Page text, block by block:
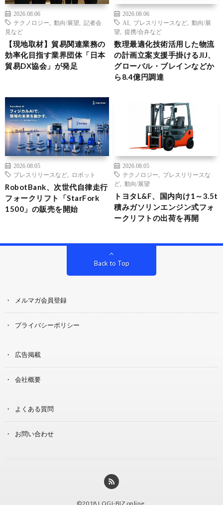
2026.08.06
テクノロジー
動向/展望
記者会
見など
【現地取材】貿易関連業務の
効率化目指す業界団体「日本
貿易DX協会」が発足
2026.08.06
AI
プレスリリースなど
動向/展
望
提携/合弁など
数理最適化技術活用した物流
の計画立案支援手掛けるJIJ、
グローバル・ブレインなどか
ら8.4億円調達
2026.08.05
プレスリリースなど
ロボット
RobotBank、次世代自律走行
フォークリフト「StarFork
1500」の販売を開始
2026.08.05
テクノロジー
プレスリリースな
ど
動向/展望
トヨタL&F、国内向け1～3.5t
積みガソリンエンジン式フォ
ークリフトの出荷を再開
Back to Top
メルマガ会員登録
プライバシーポリシー
広告掲載
会社概要
よくある質問
お問い合わせ
©2018 LOGI-BIZ online